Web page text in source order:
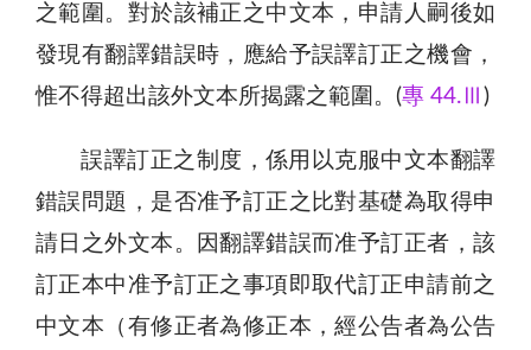
之範圍。對於該補正之中文本，申請人嗣後如
發現有翻譯錯誤時，應給予誤譯訂正之機會，
惟不得超出該外文本所揭露之範圍。(專 44.Ⅲ )
誤譯訂正之制度，係用以克服中文本翻譯
錯誤問題，是否准予訂正之比對基礎為取得申
請日之外文本。因翻譯錯誤而准予訂正者，該
訂正本中准予訂正之事項即取代訂正申請前之
中文本（有修正者為修正本，經公告者為公告